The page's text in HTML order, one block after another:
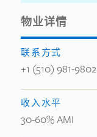
物业详情
联系方式
+1 (510) 981-9802
收入水平
30-60% AMI